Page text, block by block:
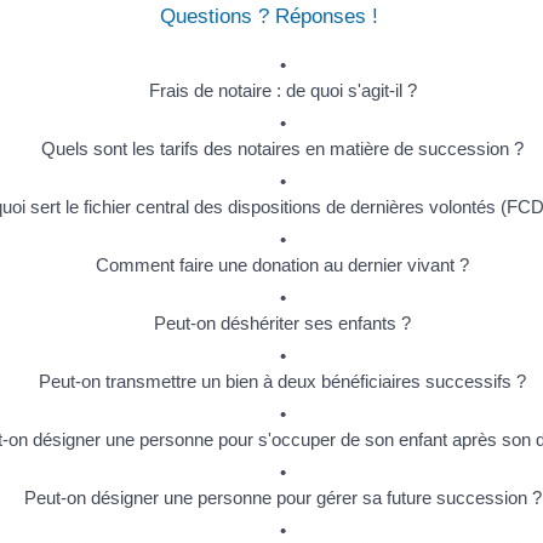
Questions ? Réponses !
Frais de notaire : de quoi s'agit-il ?
Quels sont les tarifs des notaires en matière de succession ?
sert le fichier central des dispositions de dernières volontés
Comment faire une donation au dernier vivant ?
Peut-on déshériter ses enfants ?
Peut-on transmettre un bien à deux bénéficiaires successifs ?
on désigner une personne pour s'occuper de son enfant après son
Peut-on désigner une personne pour gérer sa future succession ?